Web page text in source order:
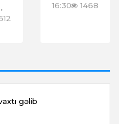
16:30
1468
gəlib